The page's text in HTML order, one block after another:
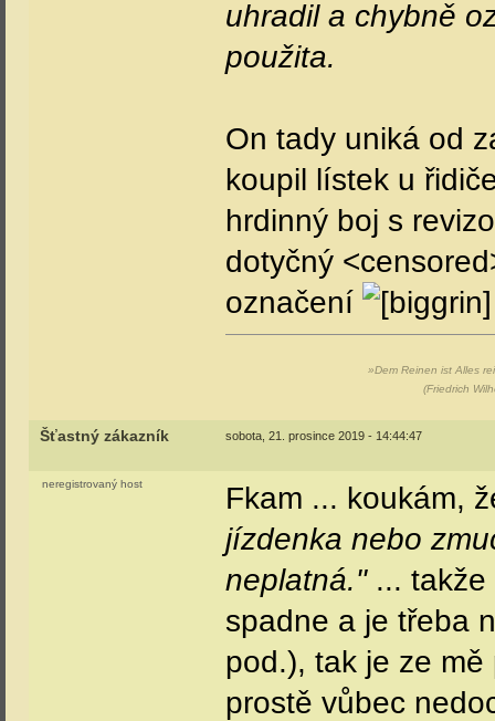
uhradil a chybně
použita.
On tady uniká od
koupil lístek u
hrdinný boj s
dotyčný
označení
»Dem Reinen ist Alles
(Friedrich
Šťastný zákazník sobota, 21. prosince 2019 - 14:44:47
neregistrovaný host
Fkam ... koukám,
jízdenka nebo
neplatná."... takže
spadne a je třeba
pod.), tak je ze
prostě vůbec